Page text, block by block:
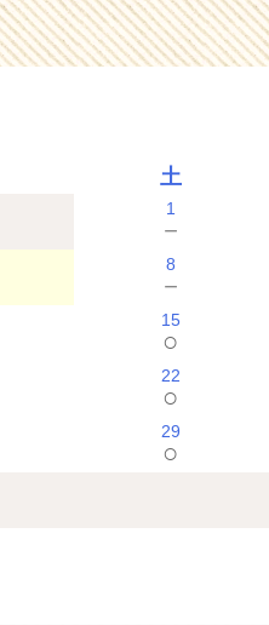
土
1
－
8
－
15
○
22
○
29
○